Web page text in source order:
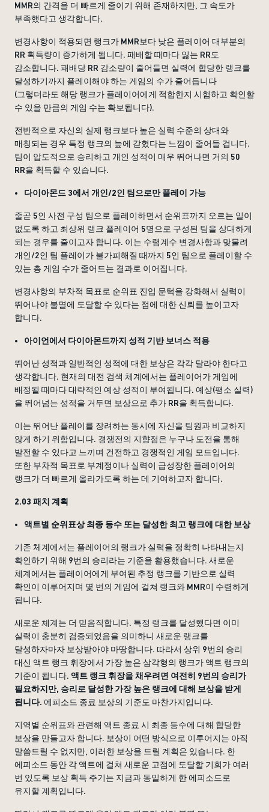
MMR의 간격을 더 빠르게 줄이기 위해 존재하지만, 그 속도가
부족했다고 생각합니다.
변경사항이 적용되면 랭크가 MMR보다 낮은 플레이어 대부분의
RR 획득량이 증가하게 됩니다. 패배할 때마다 잃는 RR도
감소합니다. 패배당 RR 감소량이 줄어들면 실력에 합당한 랭크를
달성하기까지 플레이해야 하는 게임의 수가 줄어듭니다
(그렇더라도 해당 랭크가 플레이어에게 적합한지 시험하고 확인할
수 있을 만큼의 게임 수는 확보됩니다).
전반적으로 자신의 실제 랭크보다 높은 실력 수준의 상대와
매칭되는 경우 특정 랭크의 늪에 갇혔다는 느낌이 줄어들 겁니다.
팀이 압도적으로 승리하고 개인 성적이 매우 뛰어나면 거의 50
RR을 획득할 수 있습니다.
다이아몬드 3에서 개인/2인 팀으로만 플레이 가능
줄곧 5인 사전 구성 팀으로 플레이하면서 순위표까지 오르는 일이
없도록 하고 최상위 랭크 플레이어 5명으로 구성된 팀을 상대하게
되는 경우를 줄이고자 합니다. 이는 수렴계수 변경사항과 맞물려
개인/2인 팀 플레이가 불가피해질 때까지 5인 팀으로 플레이할 수
있는 총 게임 수가 줄어드는 결과로 이어집니다.
변경사항의 부차적 목표로 순위표 진입 문턱을 강화해서 실력이
뛰어나야 불멸에 도달할 수 있다는 점에 대한 신뢰를 높이고자
합니다.
아이언에서 다이아몬드까지 성적 기반 보너스 적용
뛰어난 성적과 일반적인 성적에 대한 보상은 각각 달라야 한다고
생각합니다. 현재의 대전 검색 체계에서는 플레이어가 게임에
배정될 때마다 대략적인 예상 성적이 부여됩니다. 예상(평소 실력)
을 뛰어넘는 성적을 거두면 보상으로 추가 RR을 획득합니다.
이는 뛰어난 플레이를 장려하는 동시에 자신을 팀원과 비교하지
않게 하기 위함입니다. 경쟁전의 지향점은 누구나 도전을 통해
발전할 수 있다고 느끼며 건전하고 경쟁적인 게임 모드입니다.
또한 부차적 목표로 부계정이나 실력이 급성장한 플레이어의
랭크가 더 빠르게 올라가도록 하는 데 기여하고자 합니다.
2.03 패치 계획
액트별 순위표상 최종 등수 또는 달성한 최고 랭크에 대한 보상
기존 체계에서는 플레이어의 랭크가 실력을 정확히 나타내는지
확인하기 위해 9번의 승리라는 기준을 활용했습니다. 새로운
체계에서는 플레이어에게 부여된 추정 랭크를 기반으로 실력
확인이 이루어지며 몇 번의 게임에 걸쳐 랭크와 MMR이 수렴하게
됩니다.
새로운 체계는 더 믿음직합니다. 특정 랭크를 달성했다면 이미
실력이 충분히 검증되었음을 의미하니 새로운 랭크를
달성하자마자 보상받아야 마땅합니다. 따라서 상위 9번의 승리
대신 액트 랭크 휘장에서 가장 높은 삼각형의 랭크가 액트 랭크의
기준이 됩니다. 액트 랭크 휘장을 채우려면 여전히 9번의 승리가
필요하지만, 승리로 달성한 가장 높은 랭크에 대해 보상을 받게
됩니다. 에피소드 종료 보상의 기준도 마찬가지입니다.
지역별 순위표와 관련해 액트 종료 시 최종 등수에 대해 합당한
보상을 만들고자 합니다. 보상이 어떤 방식으로 이루어지는 아직
말씀드릴 수 없지만, 이러한 보상을 드릴 계획은 있습니다. 한
에피소드 동안 각 액트에 걸쳐 새로운 고점에 도달할 기회가 여러
번 있도록 보상 획득 주기는 지금과 동일하게 한 에피소드로
유지할 계획입니다.